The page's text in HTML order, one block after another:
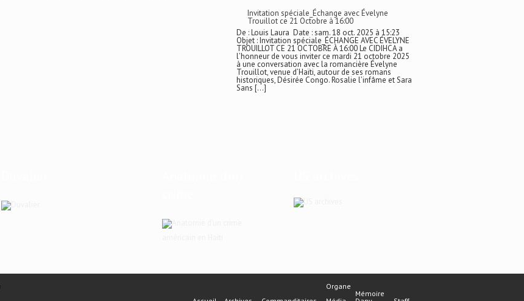
Invitation spéciale_Échange avec Évelyne
Trouillot ce 21 Octobre à 16:00
De : Louis Laura Date : sam. 18 oct. 2025 à 15:23
Objet : Invitation spéciale_ÉCHANGE AVEC ÉVELYNE
TROUILLOT CE 21 OCTOBRE À 16:00 Le CIDIHCA a
l’honneur de vous inviter ce mardi 21 octobre 2025
à une conversation avec la romancière Évelyne
Trouillot, venue d’Haïti, autour de ses romans
historiques, Désirée Congo. Rosalie l’infâme et Sara
Sans […]
Organe
Mémoire